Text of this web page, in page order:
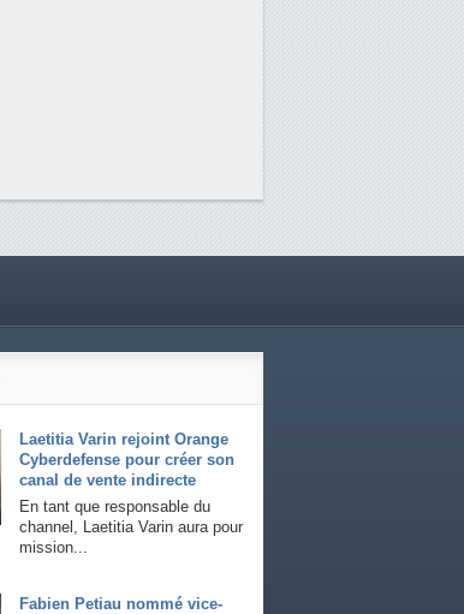
Laetitia Varin rejoint Orange
Cyberdefense pour créer son
canal de vente indirecte
En tant que responsable du
channel, Laetitia Varin aura pour
mission...
Fabien Petiau nommé vice-